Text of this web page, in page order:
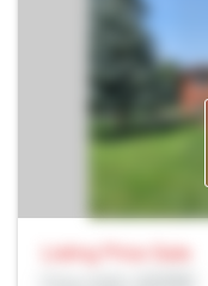
Listing Price Sale